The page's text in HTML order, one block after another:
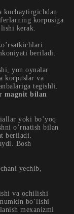
kuchaytirgichdan
korpusiga
kerak.
beriladi.
yon oynalar
korpuslar va
tegishli.
magnit bilan
yoki bo’yoq
o’rnatish bilan
beriladi.
Bosh
yechib,
va ochilishi
bo’lishi
mexanizmi